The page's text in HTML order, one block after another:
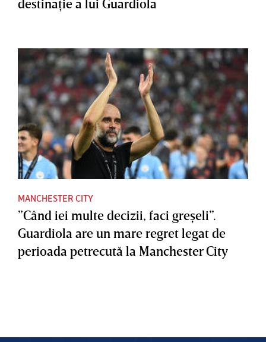
destinaţie a lui Guardiola
MANCHESTER CITY
”Când iei multe decizii, faci greşeli”.
Guardiola are un mare regret legat de
perioada petrecută la Manchester City